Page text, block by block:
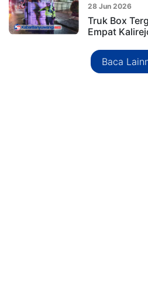
28 Jun 2026
Truk Box
Empat
Baca